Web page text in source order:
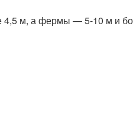
4,5 м, а фермы — 5-10 м и